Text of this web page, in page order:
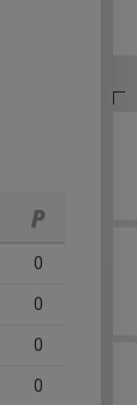
0
0
0
0